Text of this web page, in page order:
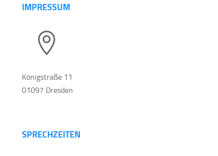
IMPRESSUM

Königstraße 11
01097 Dresden
SPRECHZEITEN